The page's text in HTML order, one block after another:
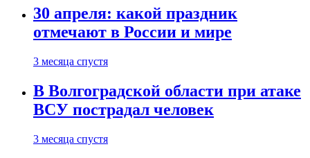
30 апреля: какой праздник
отмечают в России и мире
3 месяца спустя
В Волгоградской области при атаке
ВСУ пострадал человек
3 месяца спустя